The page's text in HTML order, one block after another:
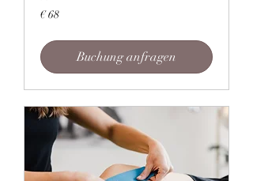
68
Euro
€ 68
Buchung anfragen